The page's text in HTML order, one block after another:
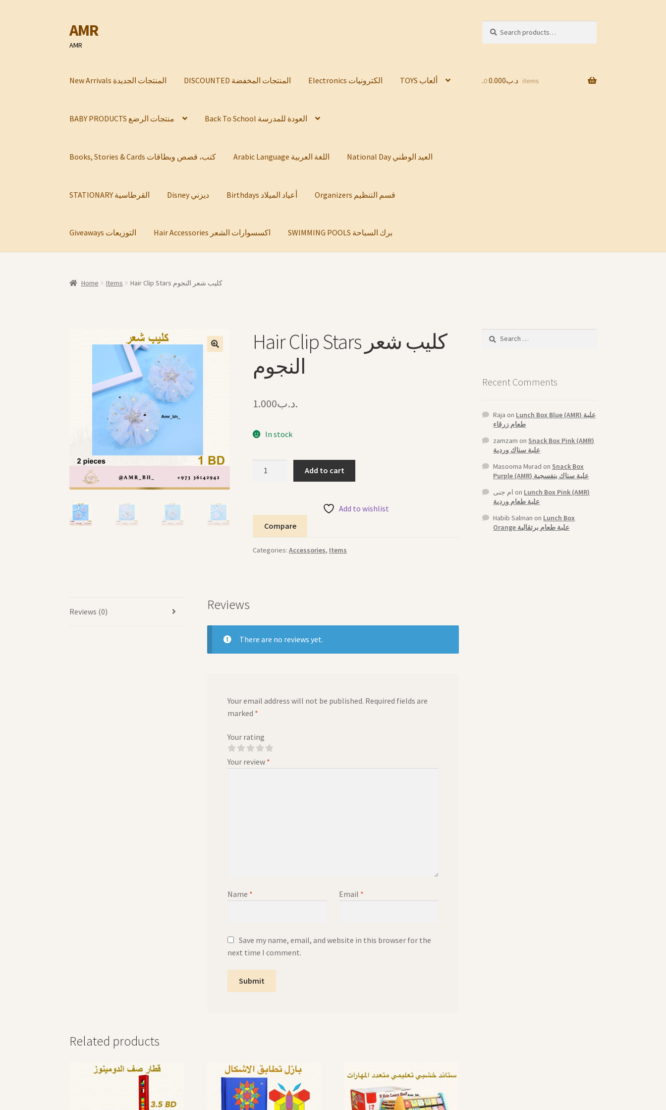
Skip
to
navigation
Skip
to
content
AMR
AMR
for:
New Arrivals المنتجات الجديدة DISCOUNTED المنتجات المخفضة Electronics الكترونيات TOYS ألعاب
BABY PRODUCTS منتجات الرضع Back To School العودة للمدرسة
Books, Stories & Cards كتب، قصص وبطاقات Arabic Language اللغة العربية National Day العيد الوطني
STATIONARY القرطاسية Disney ديزني Birthdays أعياد الميلاد Organizers قسم التنظيم
Giveaways التوزيعات Hair Accessories اكسسوارات الشعر SWIMMING POOLS برك السباحة
.د.ب0.000 0 items
Home Items Hair Clip Stars كليب شعر النجوم
Hair Clip Stars كليب شعر
النجوم
.د.ب1.000
In stock
شعر
النجوم
quantity
Add to cart
Add to wishlist
Compare
Categories:Accessories, Items
Reviews (0) Reviews
There are no reviews yet.
Your email address will not be published. Required fields are
marked *
Your rating
Your review *
Name * Email *
Save my name, email, and website in this browser for the
next time I comment.
Related products
Search
Recent Comments
Raja on Lunch Box Blue (AMR) علبة
طعام زرقاء
zamzam on Snack Box Pink (AMR)
علبة سناك وردية
Masooma Murad on Snack Box
Purple (AMR) علبة سناك بنفسجية
ام جنى on Lunch Box Pink (AMR)
علبة طعام وردية
Habib Salman on Lunch Box
Orange علبة طعام برتقالية